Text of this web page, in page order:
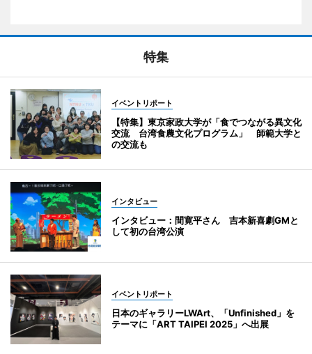
特集
イベントリポート
【特集】東京家政大学が「食でつながる異文化
交流 台湾食農文化プログラム」 師範大学と
の交流も
インタビュー
インタビュー：間寛平さん 吉本新喜劇GMと
して初の台湾公演
イベントリポート
日本のギャラリーLWArt、「Unfinished」を
テーマに「ART TAIPEI 2025」へ出展